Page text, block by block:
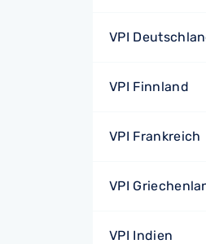
VPI
VPI Finnland
VPI Frankreich
VPI
VPI Indien